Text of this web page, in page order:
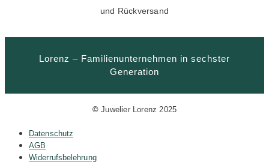
und Rückversand
Lorenz – Familienunternehmen in sechster
Generation
© Juwelier Lorenz 2025
Datenschutz
AGB
Widerrufsbelehrung